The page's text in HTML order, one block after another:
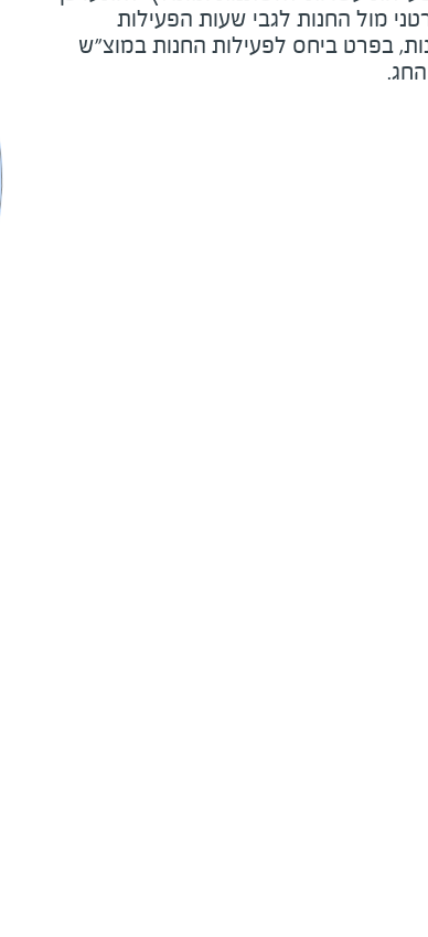
מול החנות לגבי שעות הפעילות
בפרט ביחס לפעילות החנות במוצ"ש